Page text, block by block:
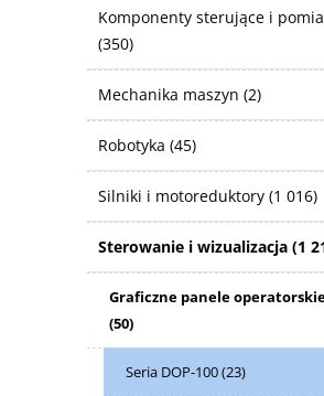
Komponenty sterujące i
(350)
Mechanika maszyn (2)
Robotyka (45)
Silniki i motoreduktory (1 016)
Sterowanie i wizualizacja (1
Graficzne panele
(50)
Seria DOP-100(23)